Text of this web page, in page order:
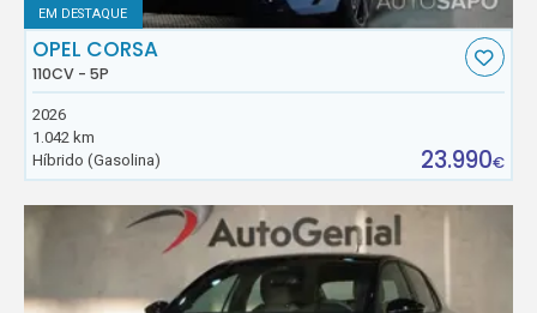
EM DESTAQUE
OPEL CORSA
110CV - 5P
2026
1.042 km
Híbrido (Gasolina)
23.990€